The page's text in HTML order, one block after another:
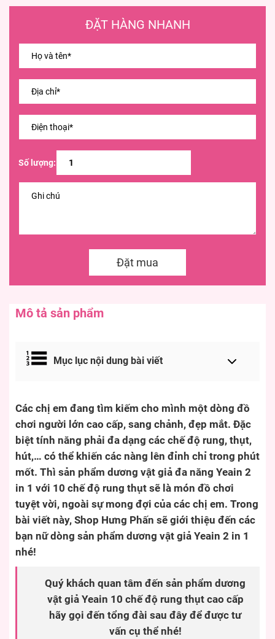
ĐẶT HÀNG NHANH
Số lượng:
Đặt mua
Mô tả sản phẩm
Mục lục nội dung bài viết
Các chị em đang tìm kiếm cho mình một dòng đồ
chơi người lớn cao cấp, sang chảnh, đẹp mắt. Đặc
biệt tính năng phải đa dạng các chế độ rung, thụt,
hút,… có thể khiến các nàng lên đỉnh chỉ trong phút
mốt. Thì sản phẩm dương vật giả đa năng Yeain 2
in 1 với 10 chế độ rung thụt sẽ là món đồ chơi
tuyệt vời, ngoài sự mong đợi của các chị em. Trong
bài viết này, Shop Hưng Phấn sẽ giới thiệu đến các
bạn nữ dòng sản phẩm dương vật giả Yeain 2 in 1
nhé!
Quý khách quan tâm đến sản phẩm dương
vật giả Yeain 10 chế độ rung thụt cao cấp
hãy gọi đến tổng đài sau đây để được tư
vấn cụ thể nhé!